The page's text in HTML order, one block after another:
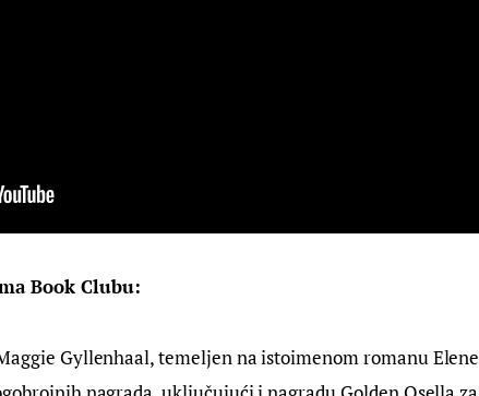
Book Clubu:
Gyllenhaal, temeljen na istoimenom romanu Elene